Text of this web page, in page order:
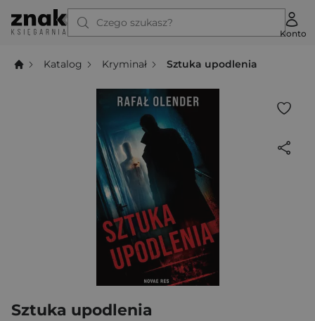
Czego szukasz?
Konto
Katalog Kryminał Sztuka upodlenia
Sztuka upodlenia